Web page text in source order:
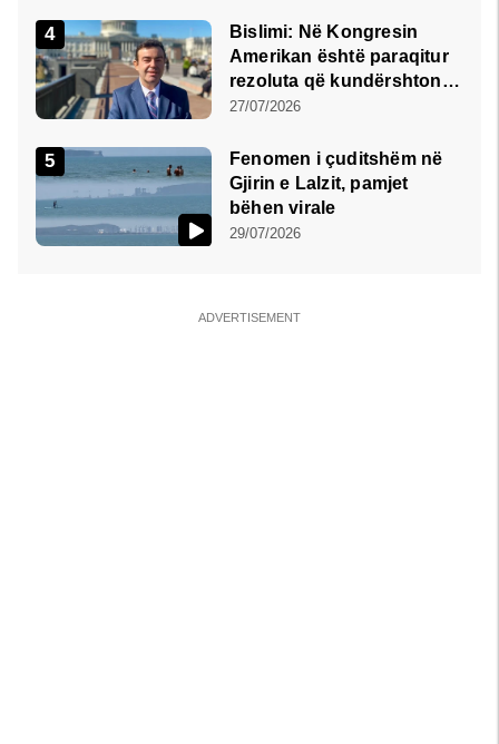
Bislimi: Në Kongresin
Amerikan është paraqitur
rezoluta që kundërshton
mbajtjen e Asamblesë
në Beograd
27/07/2026
Fenomen i çuditshëm në
Gjirin e Lalzit, pamjet
bëhen virale
29/07/2026